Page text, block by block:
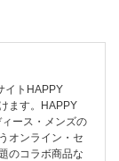
イトHAPPY
ます。HAPPY
ース・メンズの
オンライン・セ
のコラボ商品な